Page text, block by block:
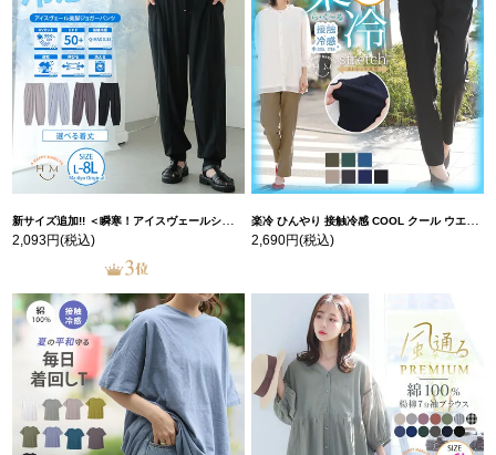
新サイズ追加!! ＜瞬寒！アイスヴェールシリーズ＞ 美脚 ジョガーパンツ 【ウェストゴム】 【ストレッチ】 | 大きいサイズの通販ならハッピーマリリン
2,093円(税込)
楽冷 ひんやり 接触冷感 COOL クール ウエストゴム 楽ちん ストレッチ 美脚 レギパン 【ストレッチ】 | 大きいサイズの通販ならハッピーマリリン
2,690円(税込)